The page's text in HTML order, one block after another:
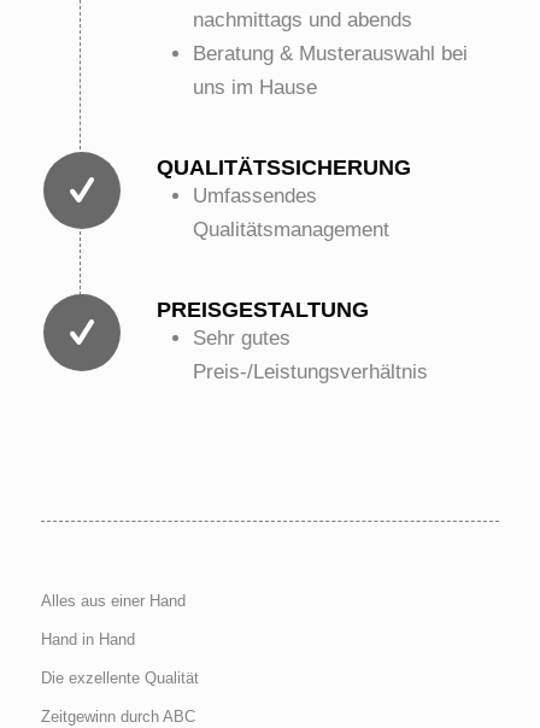
nachmittags und abends
Beratung & Musterauswahl bei
uns im Hause
QUALITÄTSSICHERUNG
Umfassendes
Qualitätsmanagement
PREISGESTALTUNG
Sehr gutes
Preis-/Leistungsverhältnis
Alles aus einer Hand
Hand in Hand
Die exzellente Qualität
Zeitgewinn durch ABC